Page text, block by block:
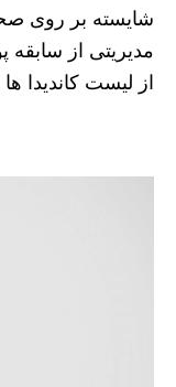
شایسته بر روی
مدیریتی از سابقه
از لیست کاندیدا